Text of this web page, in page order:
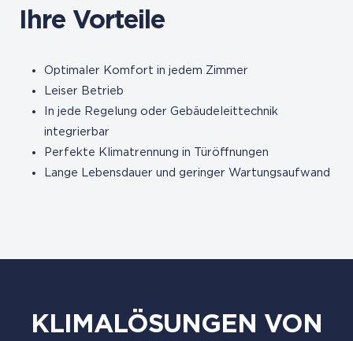
Ihre Vorteile
Optimaler Komfort in jedem Zimmer
Leiser Betrieb
In jede Regelung oder Gebäudeleittechnik
integrierbar
Perfekte Klimatrennung in Türöffnungen
Lange Lebensdauer und geringer Wartungsaufwand
KLIMALÖSUNGEN VON